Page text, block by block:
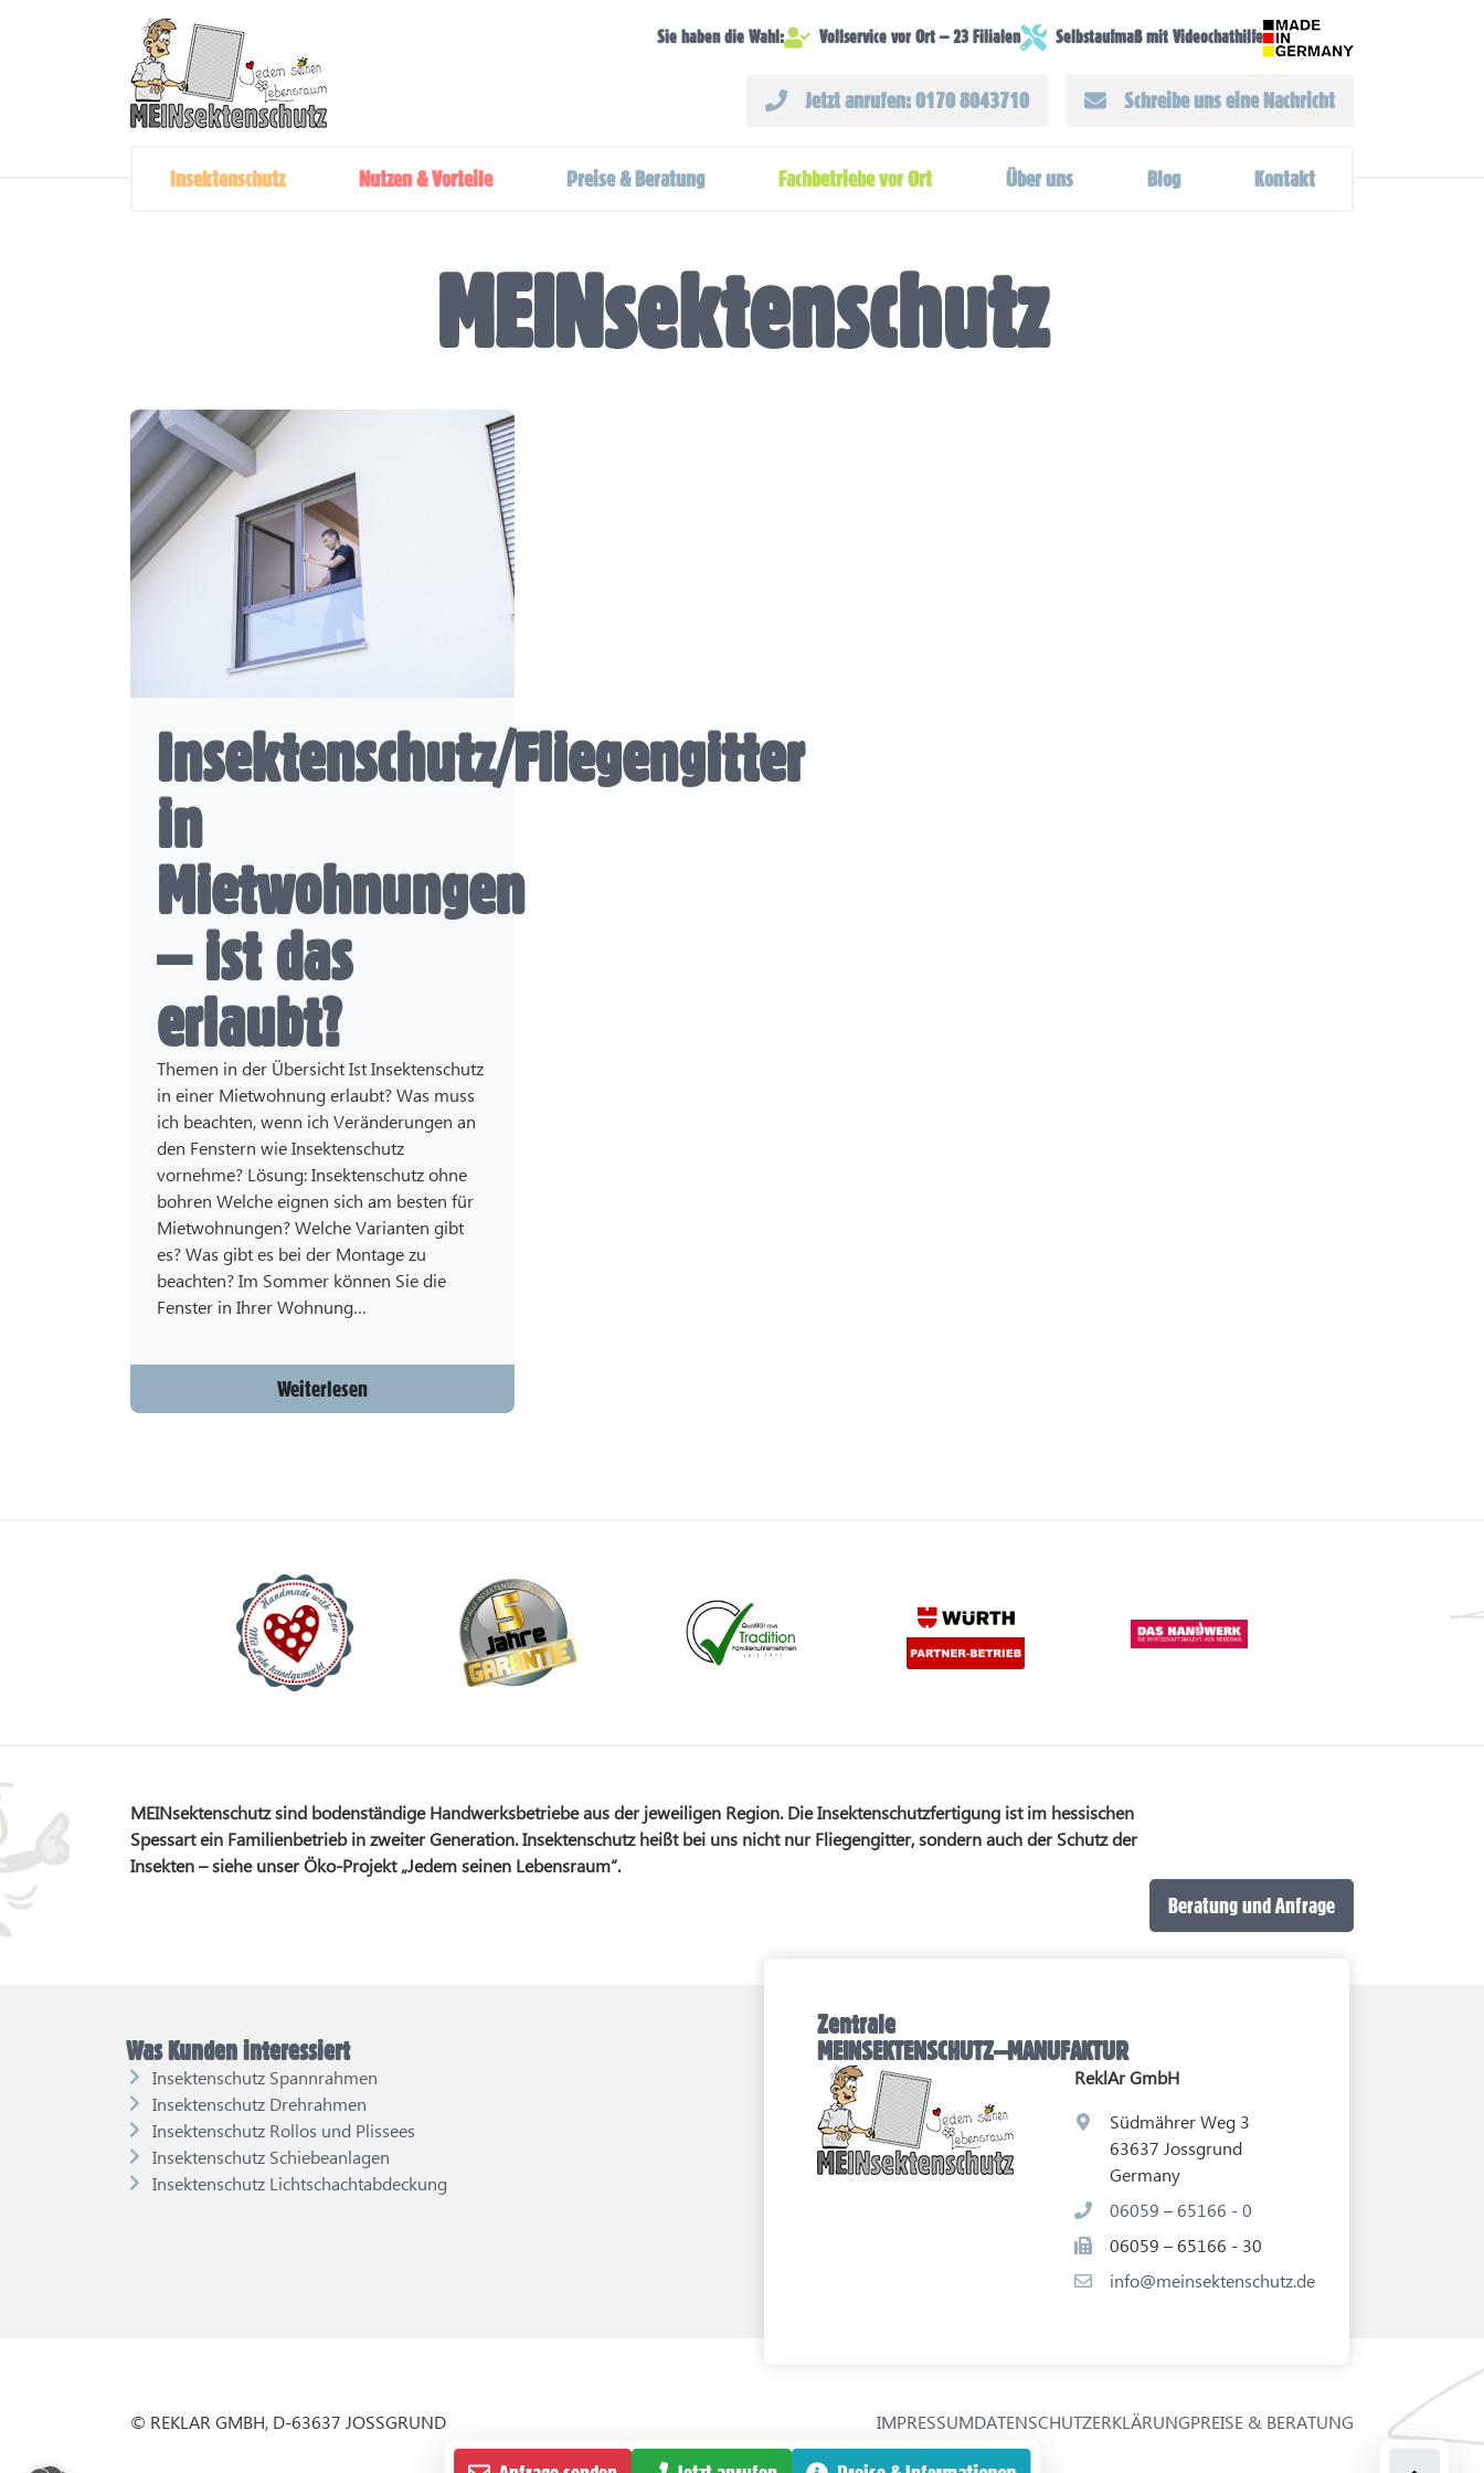
Sie haben die Wahl: Vollservice vor Ort – 23 Filialen Selbstaufmaß mit Videochathilfe
Jetzt anrufen: 0170 8043710 Schreibe uns eine Nachricht
Insektenschutz Nutzen & Vorteile Preise & Beratung Fachbetriebe vor Ort Über uns Blog Kontakt
MEINsektenschutz
Insektenschutz/Fliegengitter
in
Mietwohnungen
– ist das
erlaubt?
Themen in der Übersicht Ist Insektenschutz
in einer Mietwohnung erlaubt? Was muss
ich beachten, wenn ich Veränderungen an
den Fenstern wie Insektenschutz
vornehme? Lösung: Insektenschutz ohne
bohren Welche eignen sich am besten für
Mietwohnungen? Welche Varianten gibt
es? Was gibt es bei der Montage zu
beachten? Im Sommer können Sie die
Fenster in Ihrer Wohnung…
Weiterlesen
MEINsektenschutz sind bodenständige Handwerksbetriebe aus der jeweiligen Region. Die Insektenschutzfertigung ist im hessischen
Spessart ein Familienbetrieb in zweiter Generation. Insektenschutz heißt bei uns nicht nur Fliegengitter, sondern auch der Schutz der
Insekten – siehe unser Öko-Projekt „Jedem seinen Lebensraum“.
Beratung und Anfrage
Was Kunden interessiert
Insektenschutz Spannrahmen
Insektenschutz Drehrahmen
Insektenschutz Rollos und Plissees
Insektenschutz Schiebeanlagen
Insektenschutz Lichtschachtabdeckung
Zentrale
MEINSEKTENSCHUTZ–MANUFAKTUR
ReklAr GmbH
Südmährer Weg 3
63637 Jossgrund
Germany
06059 – 65166 - 0
06059 – 65166 - 30
info@meinsektenschutz.de
© REKLAR GMBH, D-63637 JOSSGRUND IMPRESSUMDATENSCHUTZERKLÄRUNGPREISE & BERATUNG